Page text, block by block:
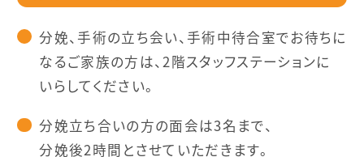
分娩、手術の立ち会い、手術中待合室でお待ちに
なるご家族の方は、2階スタッフステーションに
いらしてください。
分娩立ち合いの方の面会は3名まで、
分娩後2時間とさせていただきます。